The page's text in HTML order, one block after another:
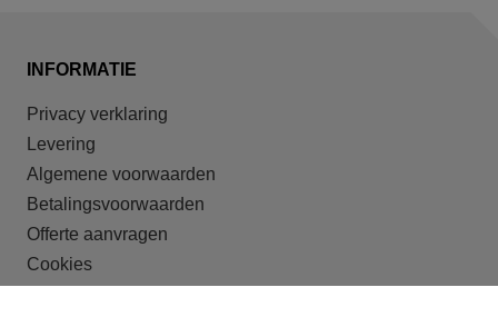
INFORMATIE
Privacy verklaring
Levering
Algemene voorwaarden
Betalingsvoorwaarden
Offerte aanvragen
Cookies